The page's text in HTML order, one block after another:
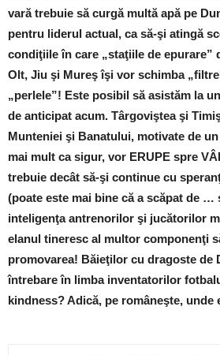
vară trebuie să curgă multă apă pe
pentru liderul actual, ca să-şi atingă
condiţiile în care „staţiile de epurare”
Olt, Jiu şi Mureş îşi vor schimba
„perlele”! Este posibil să asistăm la
de anticipat acum. Târgoviştea şi
Munteniei şi Banatului, motivate de
mai mult ca sigur, vor ERUPE spre
trebuie decât să-şi continue cu
(poate este mai bine că a scăpat de
inteligenţa antrenorilor şi jucătorilor
elanul tineresc al multor componenţi
promovarea! Băieţilor cu dragoste de
întrebare în limba inventatorilor
kindness? Adică, pe româneşte, unde